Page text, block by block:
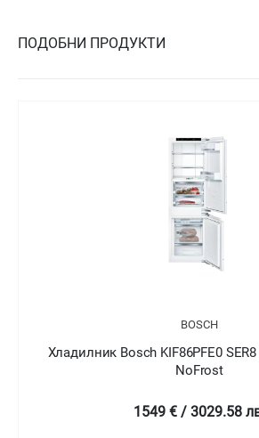
ПОДОБНИ ПРОДУКТИ
Bosch KIF86PFE0 SER8 BI fridge-freezer
1549 € / 3029.58 лв.